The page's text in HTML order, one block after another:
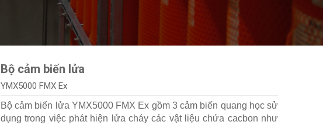
Bộ cảm biến lửa
YMX5000 FMX Ex
Bộ cảm biến lửa YMX5000 FMX Ex gồm 3 cảm biến quang học sử
dụng trong việc phát hiện lửa cháy các vật liệu chứa cacbon như